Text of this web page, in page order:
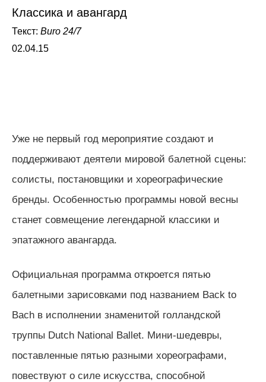
Классика и авангард
Текст: Buro 24/7
02.04.15
Уже не первый год мероприятие создают и
поддерживают деятели мировой балетной сцены:
солисты, постановщики и хореографические
бренды. Особенностью программы новой весны
станет совмещение легендарной классики и
эпатажного авангарда.
Официальная программа откроется пятью
балетными зарисовками под названием Back to
Bach в исполнении знаменитой голландской
труппы Dutch National Ballet. Мини-шедевры,
поставленные пятью разными хореографами,
повествуют о силе искусства, способной